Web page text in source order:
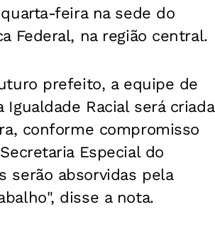
feira na sede do
Federal, na região central.
prefeito, a equipe de
Racial será criada
conforme compromisso
Especial do
serão absorvidas pela
disse a nota.